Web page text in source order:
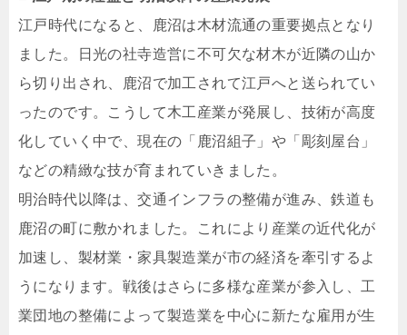
江戸時代になると、鹿沼は木材流通の重要拠点となり
ました。日光の社寺造営に不可欠な材木が近隣の山か
ら切り出され、鹿沼で加工されて江戸へと送られてい
ったのです。こうして木工産業が発展し、技術が高度
化していく中で、現在の「鹿沼組子」や「彫刻屋台」
などの精緻な技が育まれていきました。
明治時代以降は、交通インフラの整備が進み、鉄道も
鹿沼の町に敷かれました。これにより産業の近代化が
加速し、製材業・家具製造業が市の経済を牽引するよ
うになります。戦後はさらに多様な産業が参入し、工
業団地の整備によって製造業を中心に新たな雇用が生